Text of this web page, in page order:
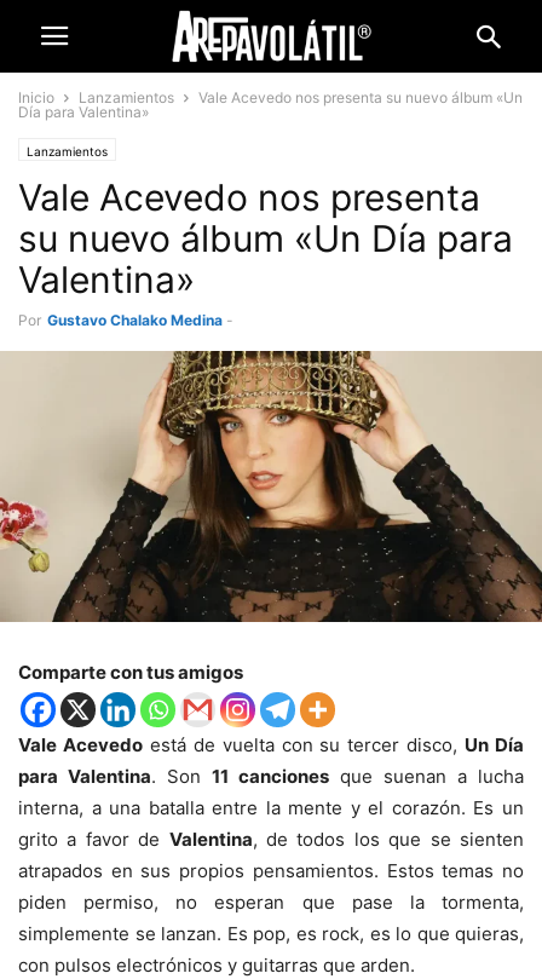
Inicio Lanzamientos
Vale Acevedo nos presenta su nuevo álbum «Un
Día para Valentina»
Lanzamientos
Vale Acevedo nos presenta
su nuevo álbum «Un Día para
Valentina»
Por Gustavo Chalako Medina -
Comparte con tus amigos
Vale Acevedoestá de vuelta con su tercer disco, Un Día
para Valentina. Son 11 canciones que suenan a lucha
interna, a una batalla entre la mente y el corazón. Es un
grito a favor de Valentina, de todos los que se sienten
atrapados en sus propios pensamientos. Estos temas no
piden permiso, no esperan que pase la tormenta,
simplemente se lanzan. Es pop, es rock, es lo que quieras,
con pulsos electrónicos y guitarras que arden.